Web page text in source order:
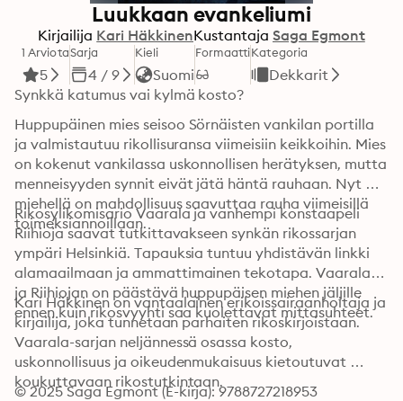
Luukkaan evankeliumi
Kirjailija Kari HäkkinenKustantaja Saga Egmont
1 Arviota
5
Sarja
4 / 9
Kieli
Suomi
FormaattiKategoria
Dekkarit
Synkkä katumus vai kylmä kosto?
Huppupäinen mies seisoo Sörnäisten vankilan portilla
ja valmistautuu rikollisuransa viimeisiin keikkoihin. Mies
on kokenut vankilassa uskonnollisen herätyksen, mutta
menneisyyden synnit eivät jätä häntä rauhaan. Nyt
miehellä on mahdollisuus saavuttaa rauha viimeisillä
toimeksiannoillaan.
Rikosylikomisario Vaarala ja vanhempi konstaapeli
Riihioja saavat tutkittavakseen synkän rikossarjan
ympäri Helsinkiä. Tapauksia tuntuu yhdistävän linkki
alamaailmaan ja ammattimainen tekotapa. Vaaralan
ja Riihiojan on päästävä huppupäisen miehen jäljille
ennen kuin rikosvyyhti saa kuolettavat mittasuhteet.
Kari Häkkinen on vantaalainen erikoissairaanhoitaja ja
kirjailija, joka tunnetaan parhaiten rikoskirjoistaan.
Vaarala-sarjan neljännessä osassa kosto,
uskonnollisuus ja oikeudenmukaisuus kietoutuvat
koukuttavaan rikostutkintaan.
© 2025 Saga Egmont (E-kirja): 9788727218953